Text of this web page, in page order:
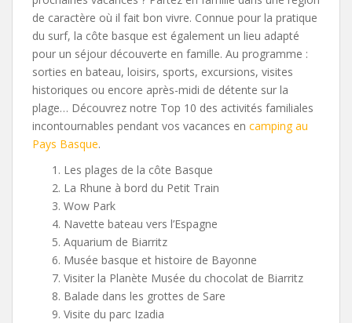
de caractère où il fait bon vivre. Connue pour la pratique
du surf, la côte basque est également un lieu adapté
pour un séjour découverte en famille. Au programme :
sorties en bateau, loisirs, sports, excursions, visites
historiques ou encore après-midi de détente sur la
plage… Découvrez notre Top 10 des activités familiales
incontournables pendant vos vacances en camping au
Pays Basque.
Les plages de la côte Basque
La Rhune à bord du Petit Train
Wow Park
Navette bateau vers l’Espagne
Aquarium de Biarritz
Musée basque et histoire de Bayonne
Visiter la Planète Musée du chocolat de Biarritz
Balade dans les grottes de Sare
Visite du parc Izadia